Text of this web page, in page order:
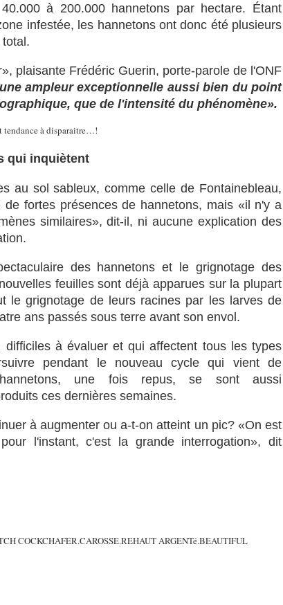
à 200.000 hannetons par hectare. Étant
infestée, les hannetons ont donc été plusieurs
plaisante Frédéric Guerin, porte-parole de l'ONF
ampleur exceptionnelle aussi bien du point
que de l'intensité du phénomène».
qui inquiètent
au sol sableux, comme celle de Fontainebleau,
de fortes présences de hannetons, mais «il n'y a
similaires», dit-il, ni aucune explication des
des hannetons et le grignotage des
feuilles sont déjà apparues sur la plupart
le grignotage de leurs racines par les larves de
ans passés sous terre avant son envol.
difficiles à évaluer et qui affectent tous les types
pendant le nouveau cycle qui vient de
une fois repus, se sont aussi
ces dernières semaines.
à augmenter ou a-t-on atteint un pic? «On est
l'instant, c'est la grande interrogation», dit